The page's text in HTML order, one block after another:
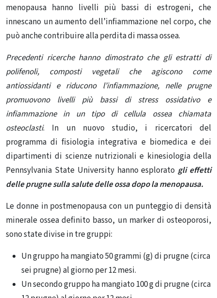
menopausa hanno livelli più bassi di estrogeni, che
innescano un aumento dell’infiammazione nel corpo, che
può anche contribuire alla perdita di massa ossea.
Precedenti ricerchehanno dimostrato che gli estratti di
polifenoli, composti vegetali che agiscono come
antiossidanti e riducono l’infiammazione, nelle prugne
promuovono livelli più bassi di stress ossidativo e
infiammazione in un tipo di cellula ossea chiamata
osteoclasti. In un nuovo studio, i ricercatori del
programma di fisiologia integrativa e biomedica e dei
dipartimenti di scienze nutrizionali e kinesiologia della
Pennsylvania State University hanno esploratogli effetti
delle prugne sulla salute delle ossa dopo la menopausa.
Le donne in postmenopausa con un punteggio di densità
minerale ossea definito basso, un marker di osteoporosi,
sono state divise in tre gruppi:
Un gruppo ha mangiato 50 grammi (g) di prugne (circa
sei prugne) al giorno per 12 mesi.
Un secondo gruppo ha mangiato 100 g di prugne (circa